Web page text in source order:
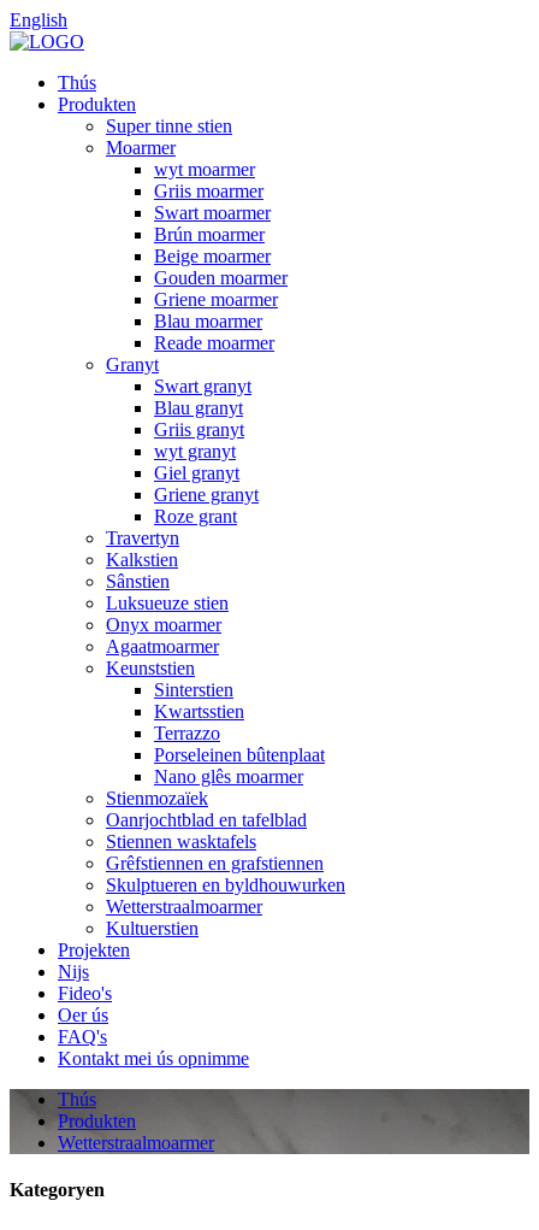
English
Thús
Produkten
Super tinne stien
Moarmer
wyt moarmer
Griis moarmer
Swart moarmer
Brún moarmer
Beige moarmer
Gouden moarmer
Griene moarmer
Blau moarmer
Reade moarmer
Granyt
Swart granyt
Blau granyt
Griis granyt
wyt granyt
Giel granyt
Griene granyt
Roze grant
Travertyn
Kalkstien
Sânstien
Luksueuze stien
Onyx moarmer
Agaatmoarmer
Keunststien
Sinterstien
Kwartsstien
Terrazzo
Porseleinen bûtenplaat
Nano glês moarmer
Stienmozaïek
Oanrjochtblad en tafelblad
Stiennen wasktafels
Grêfstiennen en grafstiennen
Skulptueren en byldhouwurken
Wetterstraalmoarmer
Kultuerstien
Projekten
Nijs
Fideo's
Oer ús
FAQ's
Kontakt mei ús opnimme
Thús
Produkten
Wetterstraalmoarmer
Kategoryen